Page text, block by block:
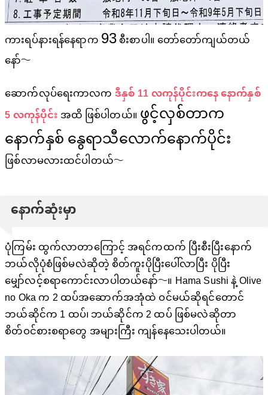
ကားရပ်နားရန်နေရာက93စီးစာပါ။ တော်တော်ကျယ်တယ်
နော်〜
ဆောက်လုပ်ရေးကာလကဒီနှစ် 11 လကုန်ပိုင်းကနေ နောက်နှစ်
5 လကုန်ပိုင်းအထိ ဖြစ်ပါတယ်။ဖွင့်လှစ်တာက
နောက်နှစ် နွေရာသီလောက်နောက်ပိုင်း
ဖြစ်လာမလားထင်ပါတယ်〜
နောက်ဆုံးမှာ
ပုံကြမ်း ထွက်လာတာကြောင့် အရင်ကထက် ပြီးစီးပြီးနောက်
ဘယ်လိုပုံစံဖြစ်မလဲဆိုတဲ့ စိတ်ကူးပိုပြီးပေါ်လာပြီး ပိုပြီး
မျှော်လင့်စရာကောင်းလာပါတယ်နော်〜။ Hama Sushi နဲ့ Olive
no Oka က 2 ထပ်အဆောက်အအုံထဲ ဝင်မယ်ဆိုရင်တောင်
ဘယ်ဆိုင်က 1 ထပ်၊ ဘယ်ဆိုင်က 2 ထပ် ဖြစ်မလဲဆိုတာ
စိတ်ဝင်စားစရာတွေ အများကြီး ကျန်နေသေးပါတယ်။